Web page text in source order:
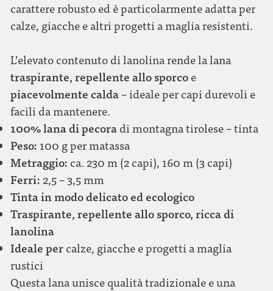
carattere robusto ed è particolarmente adatta per
calze, giacche e altri progetti a maglia resistenti.
L’elevato contenuto di lanolina rende la lana
traspirante, repellente allo sporco e
piacevolmente calda– ideale per capi durevoli e
facili da mantenere.
100% lana di pecora di montagna tirolese – tinta
Peso: 100 g per matassa
Metraggio: ca. 230 m (2 capi), 160 m (3 capi)
Ferri: 2,5 – 3,5 mm
Tinta in modo delicato ed ecologico
Traspirante, repellente allo sporco, ricca di
lanolina
Ideale per calze, giacche e progetti a maglia
rustici
Questa lana unisce qualità tradizionale e una